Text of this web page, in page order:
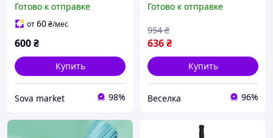
зонт,10 спиц,hazy-blue
Готово к отправке
от60₴/мес
600₴
Купить
Sova market 98%
защитой от дождя и
Готово к отправке
636₴
954 ₴
Купить
Веселка 96%